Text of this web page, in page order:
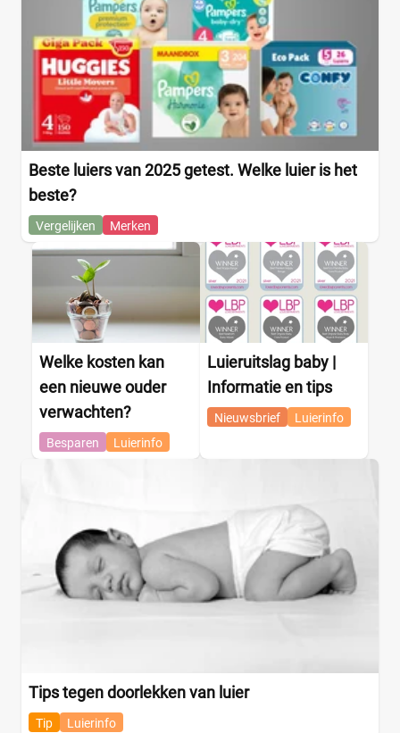
Beste luiers van 2025 getest. Welke luier is het
beste?
Vergelijken Merken
Welke kosten kan
een nieuwe ouder
verwachten?
Besparen Luierinfo
Luieruitslag baby |
Informatie en tips
Nieuwsbrief Luierinfo
Tips tegen doorlekken van luier
Tip Luierinfo